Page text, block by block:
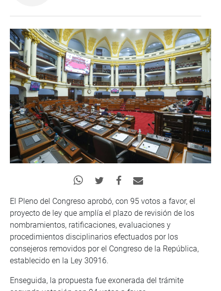
El Pleno del Congreso aprobó, con 95 votos a favor, el
proyecto de ley que amplía el plazo de revisión de los
nombramientos, ratificaciones, evaluaciones y
procedimientos disciplinarios efectuados por los
consejeros removidos por el Congreso de la República,
establecido en la Ley 30916.
Enseguida, la propuesta fue exonerada del trámite